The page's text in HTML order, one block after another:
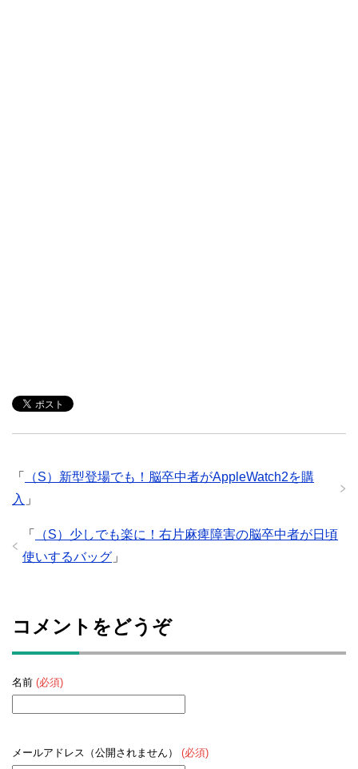
「
（S）新型登場でも！脳卒中者がAppleWatch2を購
入 」
「
（S）少しでも楽に！右片麻痺障害の脳卒中者が日頃
使いするバッグ 」
コメントをどうぞ
名前 (必須)
メールアドレス（公開されません） (必須)